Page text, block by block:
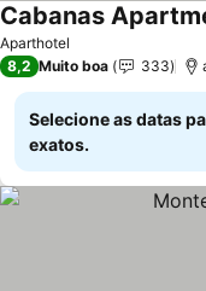
Aparthotel
Cabanas
8,2 Muito boa 333
Selecione as datas
exatos.